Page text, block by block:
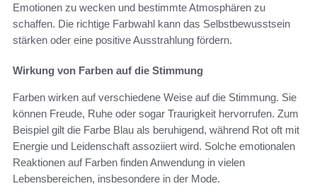
Emotionen zu wecken und bestimmte Atmosphären zu
schaffen. Die richtige Farbwahl kann das Selbstbewusstsein
stärken oder eine positive Ausstrahlung fördern.
Wirkung von Farben auf die Stimmung
Farben wirken auf verschiedene Weise auf die Stimmung. Sie
können Freude, Ruhe oder sogar Traurigkeit hervorrufen. Zum
Beispiel gilt die Farbe Blau als beruhigend, während Rot oft mit
Energie und Leidenschaft assoziiert wird. Solche emotionalen
Reaktionen auf Farben finden Anwendung in vielen
Lebensbereichen, insbesondere in der Mode.